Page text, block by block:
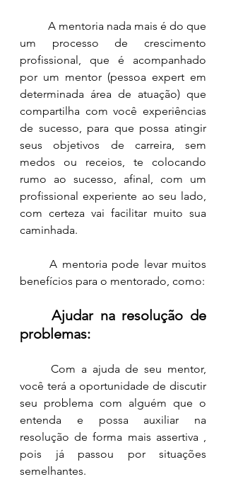
um processo de crescimento
profissional, que é acompanhado
por um mentor (pessoa expert em
determinada área de atuação) que
compartilha com você experiências
de sucesso, para que possa atingir
seus objetivos de carreira, sem
medos ou receios, te colocando
rumo ao sucesso, afinal, com um
profissional experiente ao seu lado,
com certeza vai facilitar muito sua
caminhada.
	A mentoria pode levar muitos
benefícios para o mentorado, como:
Ajudar na resolução de
problemas:
você terá a oportunidade de discutir
seu problema com alguém que o
entenda e possa auxiliar na
resolução de forma mais assertiva ,
pois já passou por situações
semelhantes.